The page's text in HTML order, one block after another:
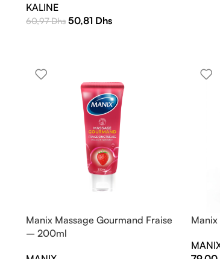
KALINE
60,97Dhs 50,81 Dhs
Manix Massage Gourmand Fraise
– 200ml